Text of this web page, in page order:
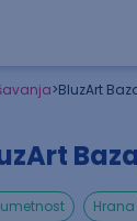
>BluzArt
umetnost